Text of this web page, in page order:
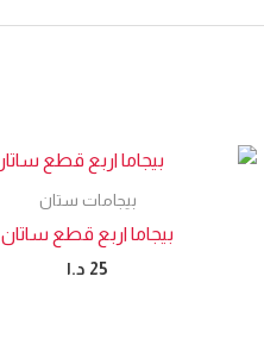
بيجامات ستان
بيجاما اربع قطع ساتان
25 د.ا